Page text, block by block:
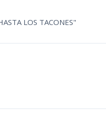
LOS TACONES"